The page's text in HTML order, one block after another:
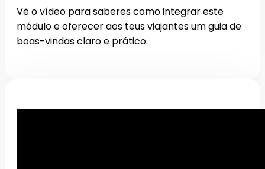
Vê o vídeo para saberes como integrar este
módulo e oferecer aos teus viajantes um guia de
boas-vindas claro e prático.